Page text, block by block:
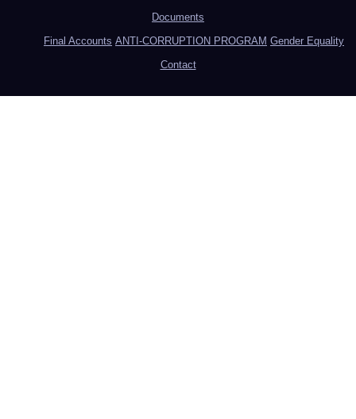
Documents
Final Accounts ANTI-CORRUPTION PROGRAM Gender Equality
Contact